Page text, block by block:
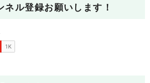
ネル登録お願いします！